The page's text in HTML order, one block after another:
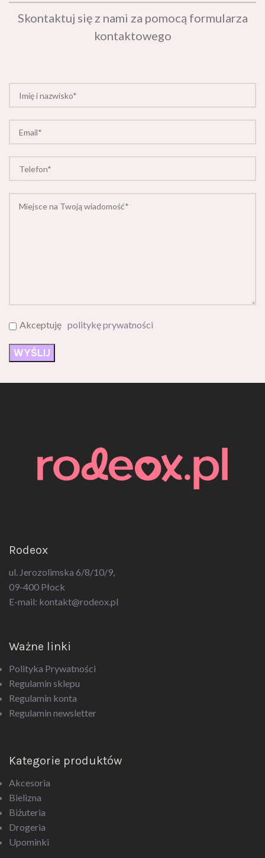
Skontaktuj się z nami za pomocą formularza
kontaktowego
Akceptuję politykę prywatności
Rodeox
ul. Jerozolimska 6/8/10/9,
09-400 Płock
E-mail: kontakt@rodeox.pl
Ważne linki
Polityka Prywatności
Regulamin sklepu
Regulamin konta
Regulamin newsletter
Kategorie produktów
Akcesoria
Bielizna
Biżuteria
Drogeria
Upominki